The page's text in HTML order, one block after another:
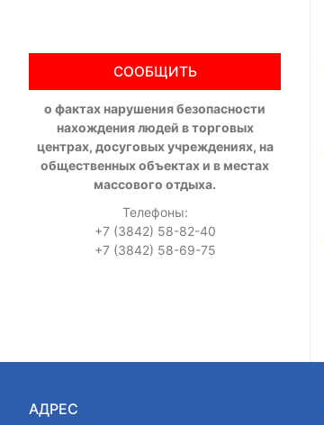
СООБЩИТЬ
о фактах нарушения безопасности
нахождения людей в торговых
центрах, досуговых учреждениях, на
общественных объектах и в местах
массового отдыха.
Телефоны:
+7 (3842) 58-82-40
+7 (3842) 58-69-75
АДРЕС